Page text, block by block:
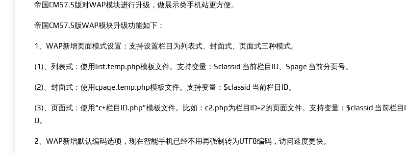
帝国CMS7.5版对WAP模块进行升级，做展示类手机站更方便。
帝国CMS7.5版WAP模块升级功能如下：
1、WAP新增页面模式设置：支持设置栏目为列表式、封面式、页面式三种模式。
(1)、列表式：使用list.temp.php模板文件。支持变量：$classid 当前栏目ID、$page 当前分页号。
(2)、封面式：使用cpage.temp.php模板文件。支持变量：$classid 当前栏目ID。
(3)、页面式：使用“c+栏目ID.php”模板文件。比如：c2.php为栏目ID=2的页面文件。支持变量：$classid 当前栏目I
D。
2、WAP新增默认编码选项，现在智能手机已经不用再强制转为UTF8编码，访问速度更快。